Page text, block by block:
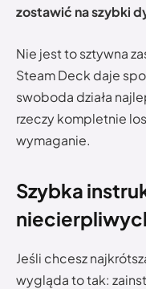
zostawić na szybki
Nie jest to sztywna
Steam Deck daje
swoboda działa
rzeczy kompletnie
wymaganie.
Szybka
Jeśli chcesz
wygląda to tak: